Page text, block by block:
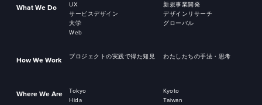
What We Do UX
新規事業開発
サービスデザイン
デザインリサーチ
大学
グローバル
Web
How We Work プロジェクトの実践で得た知見 わたしたちの手法・思考
Where We Are Tokyo
Kyoto
Hida
Taiwan